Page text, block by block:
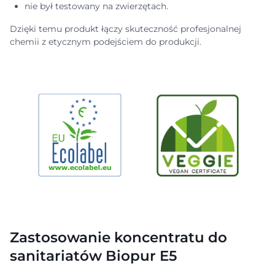
nie był testowany na zwierzętach.
Dzięki temu produkt łączy skuteczność profesjonalnej
chemii z etycznym podejściem do produkcji.
Zastosowanie koncentratu do
sanitariatów Biopur E5